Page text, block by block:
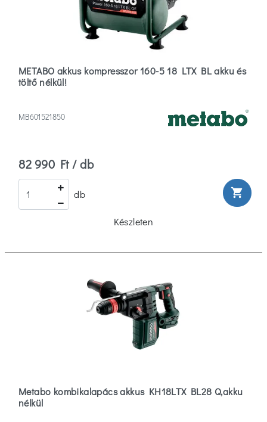
METABO akkus kompresszor 160-5 18 LTX BL akku és
töltő nélkül!
MB601521850
82 990 Ft / db
db shopping_cart
Készleten
Metabo kombikalapács akkus KH18LTX BL28 Q,akku
nélkül